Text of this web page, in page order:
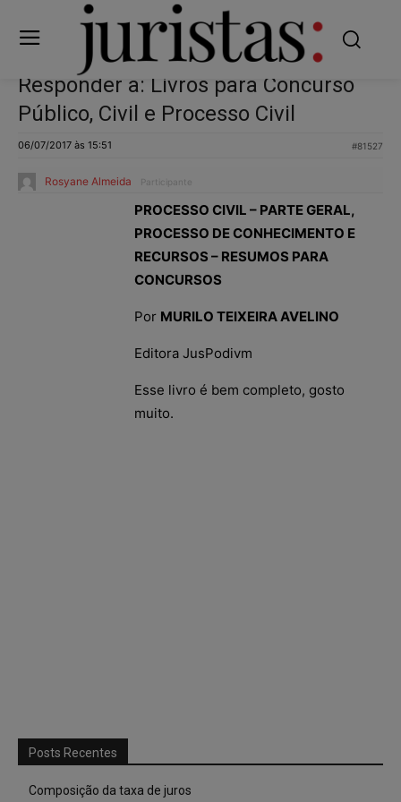
Responder a: Livros para Concurso
Público, Civil e Processo Civil
06/07/2017 às 15:51 #81527
Rosyane Almeida Participante
PROCESSO CIVIL – PARTE GERAL,
PROCESSO DE CONHECIMENTO E
RECURSOS – RESUMOS PARA
CONCURSOS
Por MURILO TEIXEIRA AVELINO
Editora JusPodivm
Esse livro é bem completo, gosto
muito.
Posts Recentes
Composição da taxa de juros